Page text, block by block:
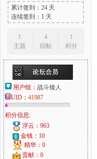
累计签到：24 天
连续签到：1 天
1
主题
4
回帖
1
积分
用户组： 战斗矮人
UID： 41987
积分信息:
浮云：963
金钱：10
精华：0
贡献：0